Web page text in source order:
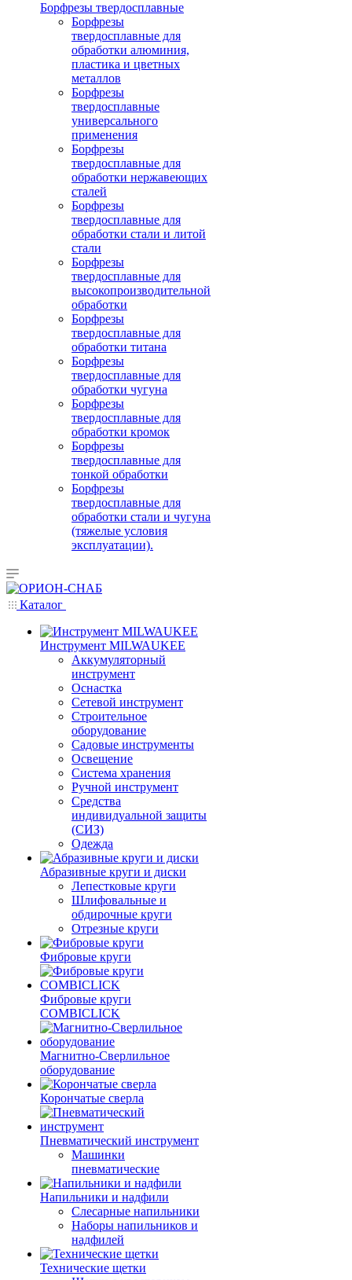
Борфрезы твердосплавные
Борфрезы
твердосплавные для
обработки алюминия,
пластика и цветных
металлов
Борфрезы
твердосплавные
универсального
применения
Борфрезы
твердосплавные для
обработки нержавеющих
сталей
Борфрезы
твердосплавные для
обработки стали и литой
стали
Борфрезы
твердосплавные для
высокопроизводительной
обработки
Борфрезы
твердосплавные для
обработки титана
Борфрезы
твердосплавные для
обработки чугуна
Борфрезы
твердосплавные для
обработки кромок
Борфрезы
твердосплавные для
тонкой обработки
Борфрезы
твердосплавные для
обработки стали и чугуна
(тяжелые условия
эксплуатации).
Каталог
Инструмент MILWAUKEE
Аккумуляторный
инструмент
Оснастка
Сетевой инструмент
Строительное
оборудование
Садовые инструменты
Освещение
Система хранения
Ручной инструмент
Средства
индивидуальной защиты
(СИЗ)
Одежда
Абразивные круги и диски
Лепестковые круги
Шлифовальные и
обдирочные круги
Отрезные круги
Фибровые круги
Фибровые круги
COMBICLICK
Магнитно-Сверлильное
оборудование
Корончатые сверла
Пневматический инструмент
Машинки
пневматические
Напильники и надфили
Слесарные напильники
Наборы напильников и
надфилей
Технические щетки